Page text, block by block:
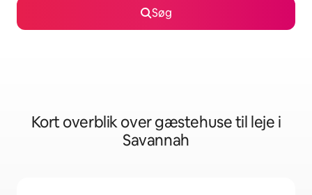
Søg
Kort overblik over gæstehuse til leje i
Savannah